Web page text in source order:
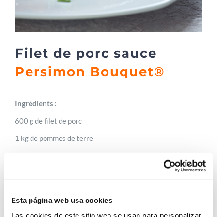
Esta página web usa cookies
Las cookies de este sitio web se usan para personalizar
Filet de porc sauce
Persimon Bouquet®
Ingrédients :
600 g de filet de porc
1 kg de pommes de terre